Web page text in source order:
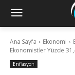
Ana Sayfa Ekonomi
Ekonomistler Yüzde
Enflasyon